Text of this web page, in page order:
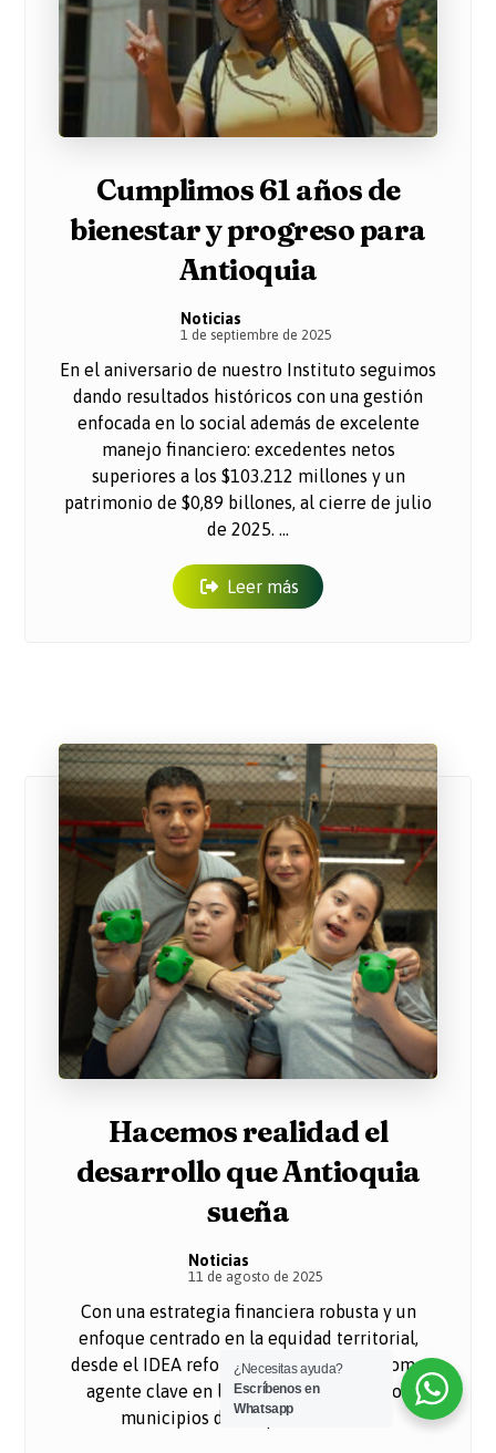
Cumplimos 61 años de
bienestar y progreso para
Antioquia
Noticias
1 de septiembre de 2025
En el aniversario de nuestro Instituto seguimos
dando resultados históricos con una gestión
enfocada en lo social además de excelente
manejo financiero: excedentes netos
superiores a los $103.212 millones y un
patrimonio de $0,89 billones, al cierre de julio
de 2025. ...
Leer más
Hacemos realidad el
desarrollo que Antioquia
sueña
Noticias
11 de agosto de 2025
Con una estrategia financiera robusta y un
enfoque centrado en la equidad territorial,
desde el IDEA reforzamos el liderazgo como
agente clave en la transformación de los
municipios del Departamento. ...
¿Necesitas ayuda?
Escríbenos en
Whatsapp